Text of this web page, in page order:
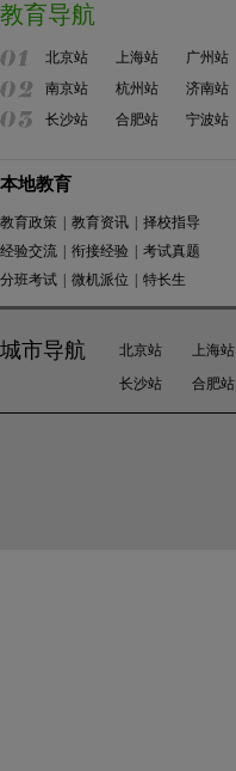
教育导航
北京站 上海站 广州站
南京站
杭州站 济南站
长沙站
合肥站 宁波站
本地教育
教育政策 教育资讯
择校指导
经验交流
衔接经验
考试真题
分班考试
微机派位 特长生
城市导航 北京站 上海站
长沙站
合肥站